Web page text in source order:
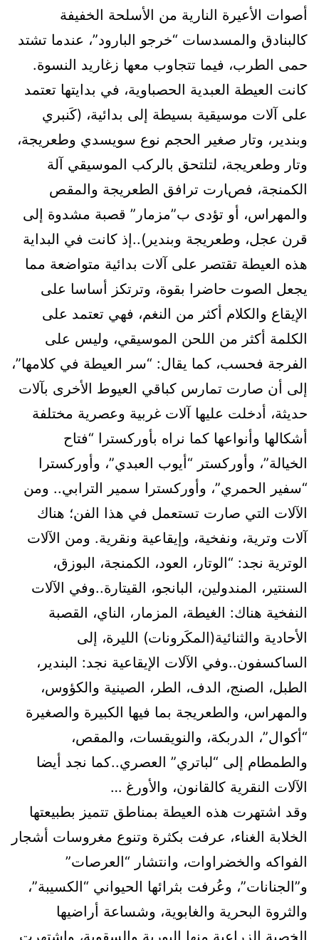
أصوات الأعيرة النارية من الأسلحة الخفيفة
كالبنادق والمسدسات “خرجو البارود”، عندما تشتد
حمى الطرب، فيما تتجاوب معها زغاريد النسوة.
كانت العيطة العبدية الحصباوية، في بدايتها تعتمد
على آلات موسيقية بسيطة إلى بدائية، (كَنبري
وبندير، وتار صغير الحجم نوع سويسدي وطعريجة،
وتار وطعريجة، لتلتحق بالركب الموسيقي آلة
الكمنجة، فصارت ترافق الطعريجة والمقص
والمهراس، أو تؤدى ب”مزمار” قصبة مشدوة إلى
قرن عجل، وطعريجة وبندير)..إذ كانت في البداية
هذه العيطة تقتصر على آلات بدائية متواضعة مما
يجعل الصوت حاضرا بقوة، وترتكز أساسا على
الإيقاع والكلام أكثر من النغم، فهي تعتمد على
الكلمة أكثر من اللحن الموسيقي، وليس على
الفرجة فحسب، كما يقال: “سر العيطة في كلامها”،
إلى أن صارت تمارس كباقي العيوط الأخرى بآلات
حديثة، أدخلت عليها آلات غربية وعصرية مختلفة
أشكالها وأنواعها كما نراه بأوركسترا “فتاح
الخيالة”، وأوركستر “أيوب العبدي”، وأوركسترا
“سفير الحمري”، وأوركسترا سمير الترابي.. ومن
الآلات التي صارت تستعمل في هذا الفن؛ هناك
آلات وترية، ونفخية، وإيقاعية ونقرية. ومن الآلات
الوترية نجد: “الوتار، العود، الكمنجة، البوزق،
السنتير، المندولين، البانجو، القيتارة..وفي الآلات
النفخية هناك: الغيطة، المزمار، الناي، القصبة
الأحادية والثنائية(المكَرونات) الليرة، إلى
الساكسفون..وفي الآلات الإيقاعية نجد: البندير،
الطبل، الصنج، الدف، الطر، الصينية والكؤوس،
والمهراس، والطعريجة بما فيها الكبيرة والصغيرة
“أكوال”، الدربكة، والنويقسات، والمقص،
والطمطام إلى “لباتري” العصري..كما نجد أيضا
الآلات النقرية كالقانون، والأورغ …
وقد اشتهرت هذه العيطة بمناطق تتميز بطبيعتها
الخلابة الغناء، عرفت بكثرة وتنوع مغروسات أشجار
الفواكه والخضراوات، وانتشار “العرصات”
و”الجنانات”، وعُرفت بثرائها الحيواني “الكسيبة”،
والثروة البحرية والغابوية، وشساعة أراضيها